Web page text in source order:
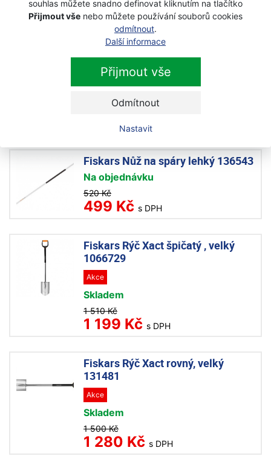
souhlas můžete snadno definovat kliknutím na tlačítko
Přijmout vše nebo můžete používání souborů cookies
odmítnout.
Další informace
Přijmout vše
Odmítnout
Nastavit
580 Kč
480 Kč s DPH
Fiskars Kultivátor lehký 1001301
Akce
530 Kč s DPH
Fiskars Nůž na spáry lehký 136543
Na objednávku
520 Kč
499 Kč s DPH
Fiskars Rýč Xact špičatý , velký
1066729
Akce
Skladem
1 510 Kč
1 199 Kč s DPH
Fiskars Rýč Xact rovný, velký
131481
Akce
Skladem
1 500 Kč
1 280 Kč s DPH